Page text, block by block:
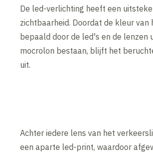
De led-verlichting heeft een
zichtbaarheid. Doordat de kleur
bepaald door de led's en de lenzen
mocrolon bestaan, blijft het
uit.
Achter iedere lens van het
een aparte led-print, waardoor